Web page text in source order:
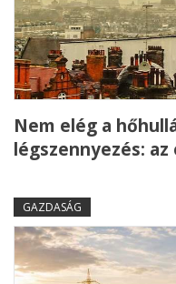
Nem elég a
légszennyezés: az
GAZDASÁG